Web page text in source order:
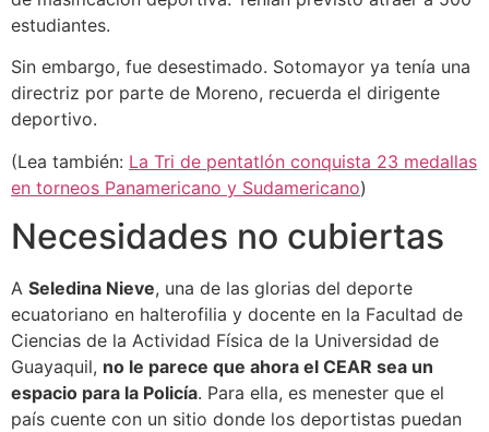
estudiantes.
Sin embargo, fue desestimado. Sotomayor ya tenía una
directriz por parte de Moreno, recuerda el dirigente
deportivo.
(Lea también: La Tri de pentatlón conquista 23 medallas
en torneos Panamericano y Sudamericano)
Necesidades no cubiertas
A Seledina Nieve, una de las glorias del deporte
ecuatoriano en halterofilia y docente en la Facultad de
Ciencias de la Actividad Física de la Universidad de
Guayaquil, no le parece que ahora el CEAR sea un
espacio para la Policía. Para ella, es menester que el
país cuente con un sitio donde los deportistas puedan